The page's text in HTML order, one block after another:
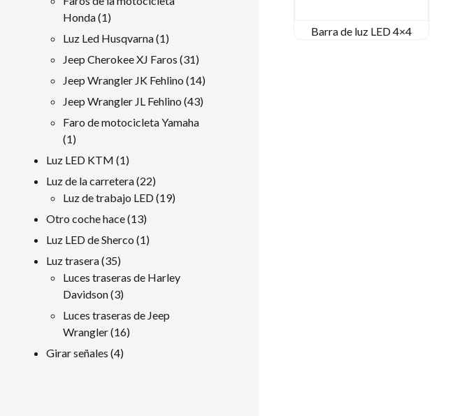
Barra de luz LED 4×4
Honda 11
producto
Luz Led Husqvarna 11
producto
Jeep Cherokee XJ Faros 3131
productos
Jeep Wrangler JK Fehlino 1414
productos
Jeep Wrangler JL Fehlino 4343
Faro de motocicleta Yamaha
11
producto
Luz LED KTM 11
producto
Luz de la carretera 2222
productos
Luz de trabajo LED 1919
Otro coche hace 1313
productos
Luz LED de Sherco 11
Luz trasera 3535
productos
Luces traseras de Harley
Davidson 33
productos
Luces traseras de Jeep
Wrangler 1616
Girar señales 44